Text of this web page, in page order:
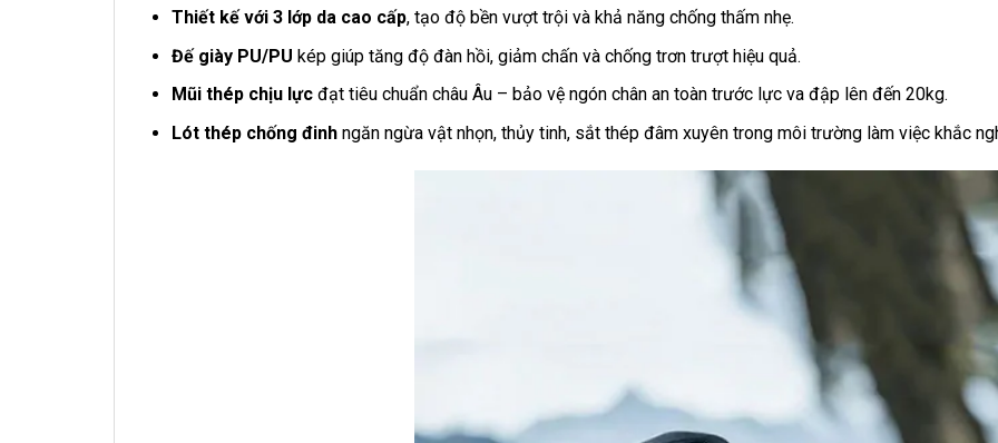
Thiết kế với 3 lớp da cao cấp, tạo độ bền vượt trội và khả năng chống thấm nhẹ.
Đế giày PU/PU kép giúp tăng độ đàn hồi, giảm chấn và chống trơn trượt hiệu quả.
Mũi thép chịu lựcđạt tiêu chuẩn châu Âu – bảo vệ ngón chân an toàn trước lực va đập lên đến 20kg.
Lót thép chống đinhngăn ngừa vật nhọn, thủy tinh, sắt thép đâm xuyên trong môi trường làm việc khắc